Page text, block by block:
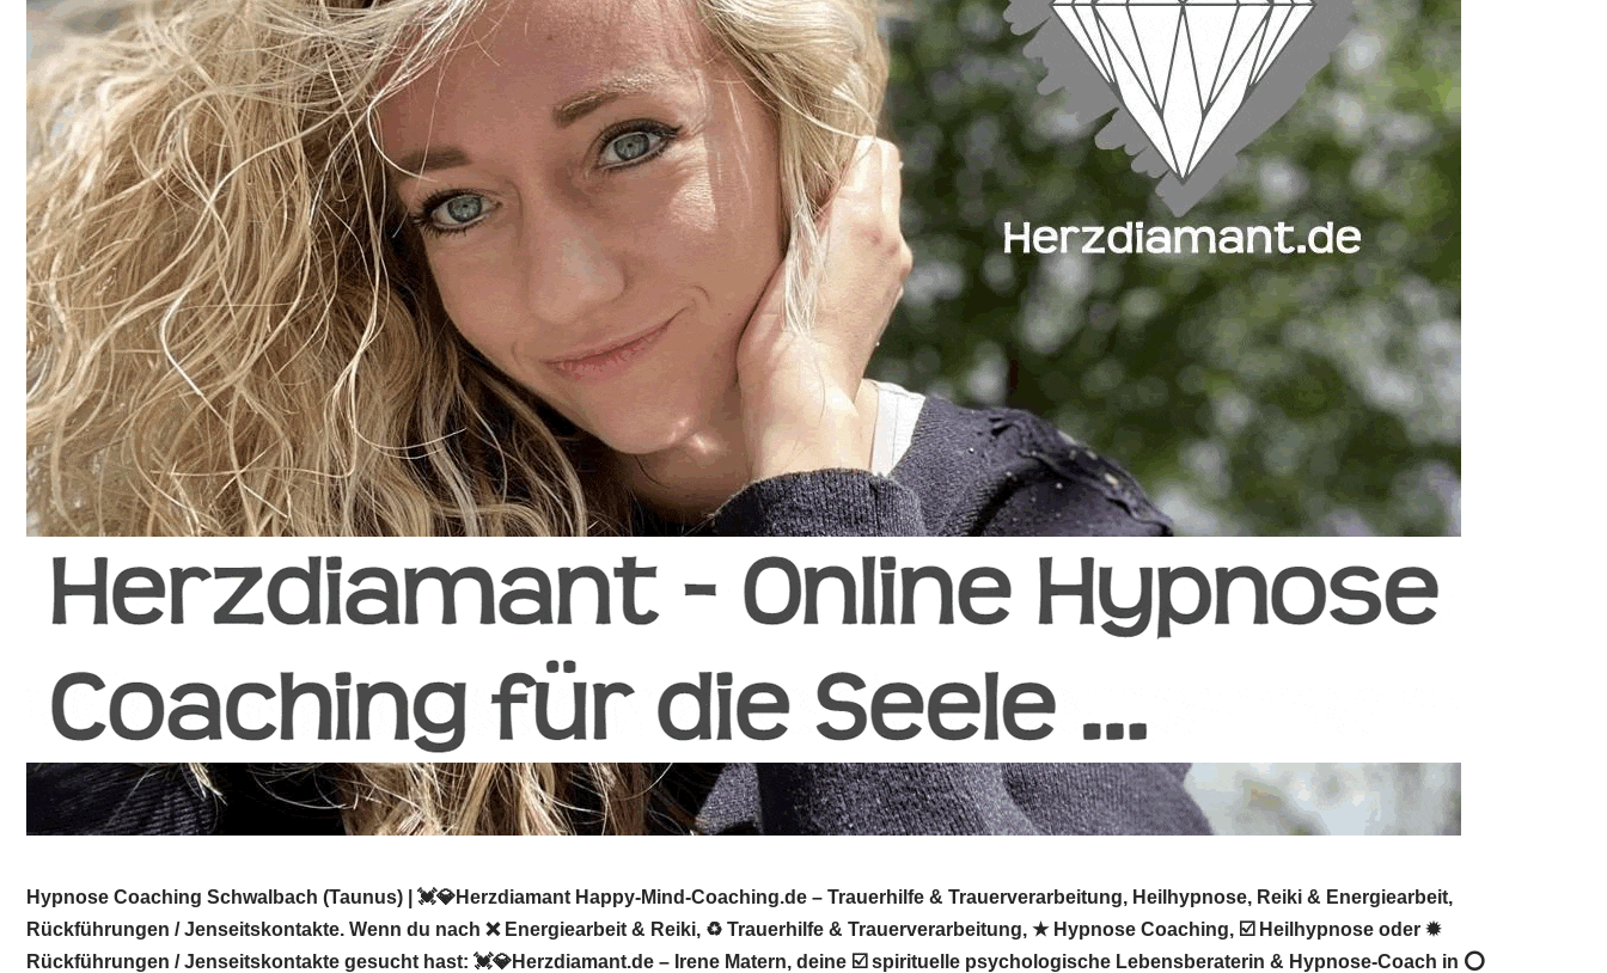
Hypnose Coaching Schwalbach (Taunus) | 💓️💎Herzdiamant Happy-Mind-Coaching.de – Trauerhilfe & Trauerverarbeitung, Heilhypnose, Reiki & Energiearbeit,
Rückführungen / Jenseitskontakte. Wenn du nach ❌ Energiearbeit & Reiki, ♻ Trauerhilfe & Trauerverarbeitung, ★ Hypnose Coaching, ☑️ Heilhypnose oder ✹
Rückführungen / Jenseitskontakte gesucht hast: 💓️💎Herzdiamant.de – Irene Matern, deine ☑️ spirituelle psychologische Lebensberaterin & Hypnose-Coach in ⭕